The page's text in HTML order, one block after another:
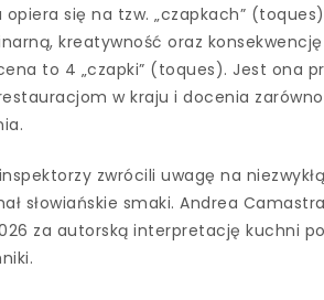
opiera się na tzw. „czapkach”
kreatywność oraz
to 4 „czapki” (toques). Jest ona
w kraju i docenia
zwrócili uwagę na
słowiańskie smaki. Andrea
za autorską interpretację kuchni